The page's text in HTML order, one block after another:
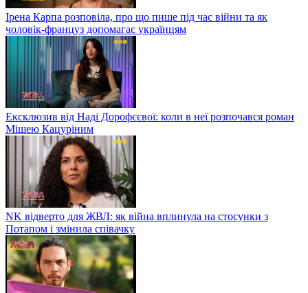
Ірена Карпа розповіла, про що пише під час війни та як
чоловік-француз допомагає українцям
Ексклюзив від Наді Дорофєєвої: коли в неї розпочався роман
Мішею Кацуріним
NK відверто для ЖВЛ: як війна вплинула на стосунки з
Потапом і змінила співачку